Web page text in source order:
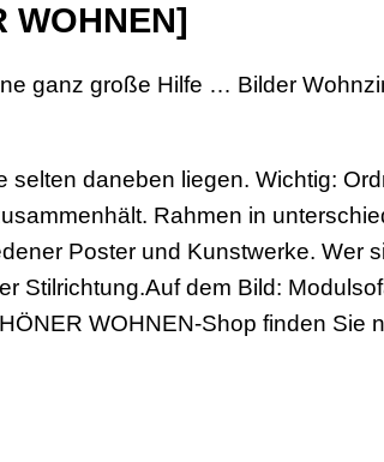
WOHNEN]
ganz große Hilfe … Bilder
daneben liegen. Wichtig:
Rahmen in
Poster und Kunstwerke. Wer
dem Bild:
WOHNEN-Shop finden Sie